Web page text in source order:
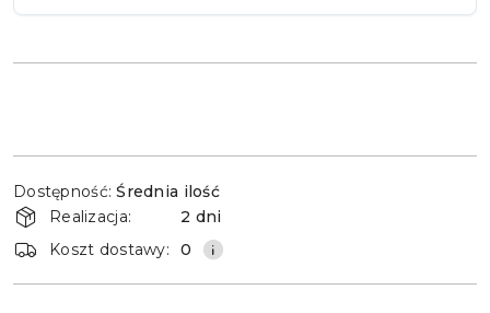
i
dostawa
Dostępność: Średnia ilość
Realizacja:
2 dni
Koszt dostawy:
0